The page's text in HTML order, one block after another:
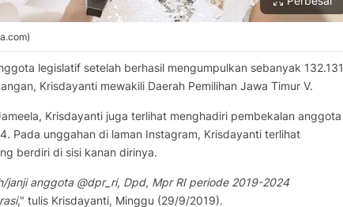
legislatif setelah berhasil mengumpulkan sebanyak 132.131
Krisdayanti mewakili Daerah Pemilihan Jawa Timur V.
Krisdayanti juga terlihat menghadiri pembekalan anggota
Pada unggahan di laman Instagram, Krisdayanti terlihat
berdiri di sisi kanan dirinya.
janji anggota @dpr_ri, Dpd, Mpr RI periode 2019-2024
," tulis Krisdayanti, Minggu (29/9/2019).